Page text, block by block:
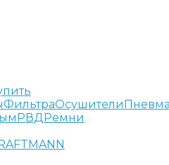
ФильтраОсушители
РВДРемни